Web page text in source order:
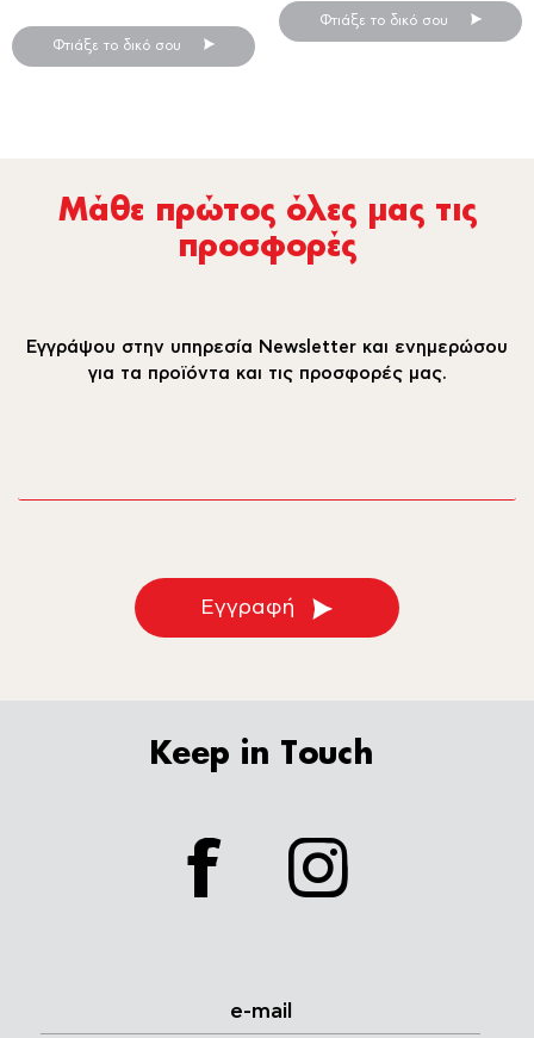
Φτιάξε το δικό σου
Φτιάξε το δικό σου
Μάθε πρώτος όλες µας τις
προσφορές
Εγγράψου στην υπηρεσία Newsletter και ενημερώσου
για τα προϊόντα και τις προσφορές μας.
Εγγραφή
Keep in Touch
facebook
e-mail